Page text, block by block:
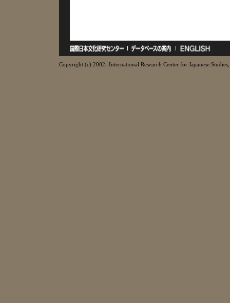
Copyright (c) 2002- International Research Center for Japanese